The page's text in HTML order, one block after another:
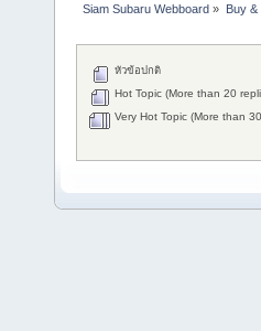
Siam Subaru Webboard » Buy &
หัวข้อปกติ
Hot Topic (More than 20
Very Hot Topic (More than